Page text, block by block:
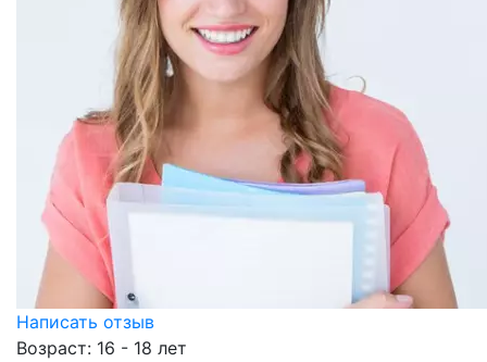
Написать отзыв
Возраст: 16 - 18 лет